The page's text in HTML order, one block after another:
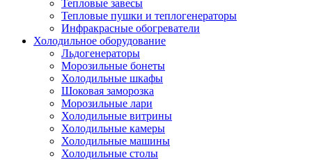
Тепловые завесы
Тепловые пушки и теплогенераторы
Инфракрасные обогреватели
Холодильное оборудование
Льдогенераторы
Морозильные бонеты
Холодильные шкафы
Шоковая заморозка
Морозильные лари
Холодильные витрины
Холодильные камеры
Холодильные машины
Холодильные столы